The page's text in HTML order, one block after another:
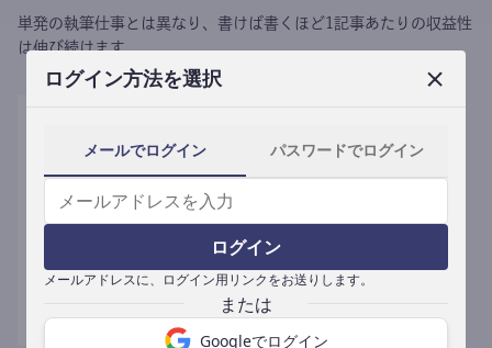
ログイン方法を選択
メールでログイン パスワードでログイン
ログイン
メールアドレスに、ログイン用リンクをお送りします。
Googleでログイン
単発の執筆仕事とは異なり、 書けば書くほど1記事あたりの収益性
は伸び続けます。